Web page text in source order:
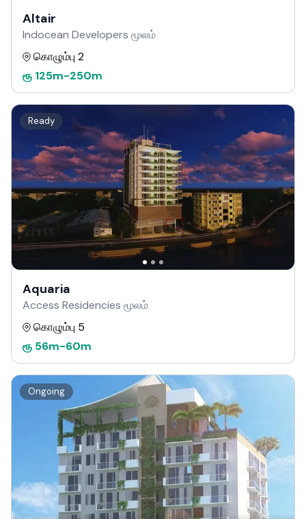
Altair
Indocean Developers மூலம்
கொழும்பு 2
ரூ 125m-250m
Ready
Aquaria
Access Residencies மூலம்
கொழும்பு 5
ரூ 56m-60m
Ongoing